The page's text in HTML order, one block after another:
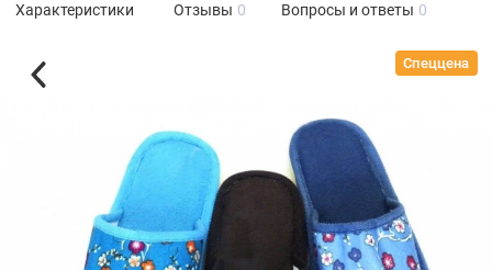
Характеристики Отзывы 0 Вопросы и ответы 0
Спеццена